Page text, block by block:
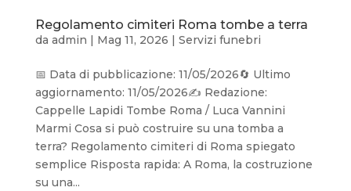
Regolamento cimiteri Roma tombe a terra
da admin | Mag 11, 2026 | Servizi funebri
📅 Data di pubblicazione: 11/05/2026🔄 Ultimo
aggiornamento: 11/05/2026✍️ Redazione:
Cappelle Lapidi Tombe Roma / Luca Vannini
Marmi Cosa si può costruire su una tomba a
terra? Regolamento cimiteri di Roma spiegato
semplice Risposta rapida: A Roma, la costruzione
su una...